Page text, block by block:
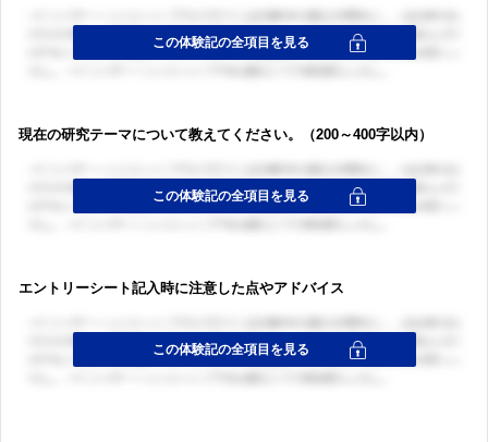
現在の研究テーマについて教えてください。（200～400字以内）
エントリーシート記入時に注意した点やアドバイス